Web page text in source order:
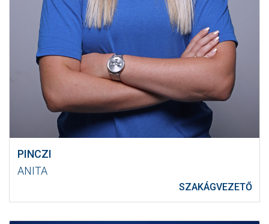
PINCZI
ANITA
SZAKÁGVEZETŐ